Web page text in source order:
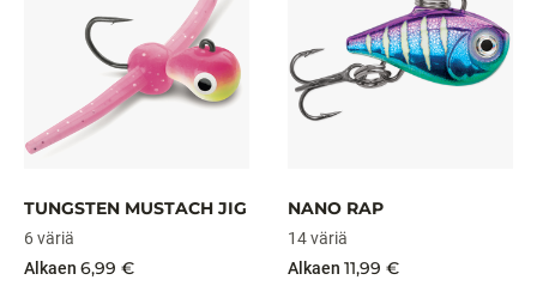
TUNGSTEN MUSTACH JIG
6 väriä
Alkaen 6,99 €
NANO RAP
14 väriä
Alkaen 11,99 €